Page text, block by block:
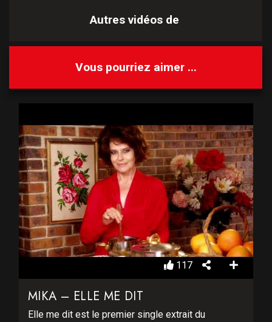
Autres vidéos de
Vous pourriez aimer ...
117
MIKA – ELLE ME DIT
Elle me dit est le premier single extrait du